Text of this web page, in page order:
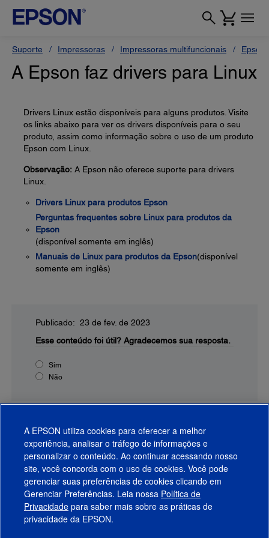
Suporte Impressoras Impressoras multifuncionais Epson
A Epson faz drivers para Linux
Drivers Linux estão disponíveis para alguns produtos. Visite
os links abaixo para ver os drivers disponíveis para o seu
produto, assim como informação sobre o uso de um produto
Epson com Linux.
Observação: A Epson não oferece suporte para drivers
Linux.
Drivers Linux para produtos Epson
Perguntas frequentes sobre Linux para produtos da
Epson
(disponível somente em inglês)
Manuais de Linux para produtos da Epson(disponível
somente em inglês)
Publicado: 23 de fev. de 2023
Esse conteúdo foi útil? Agradecemos sua resposta.
Sim
Não
Produtos
Suporte
A EPSON utiliza cookies para oferecer a melhor
experiência, analisar o tráfego de informações e
personalizar o conteúdo. Ao continuar acessando nosso
site, você concorda com o uso de cookies. Você pode
gerenciar suas preferências de cookies clicando em
Gerenciar Preferências. Leia nossa Política de
Privacidade para saber mais sobre as práticas de
privacidade da EPSON.